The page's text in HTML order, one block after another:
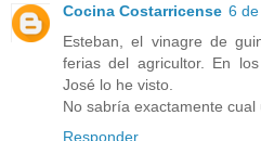
Cocina Costarricense 6
Esteban, el vinagre de
ferias del agricultor. En
José lo he visto.
No sabría exactamente
Responder